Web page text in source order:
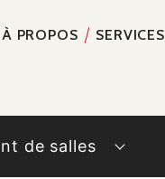
À PROPOS SERVICES
de salles